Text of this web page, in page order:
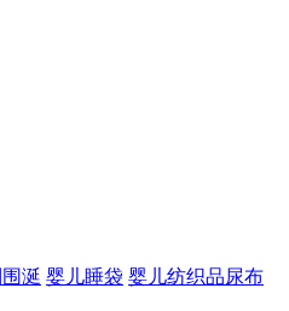
涎 婴儿睡袋 婴儿纺织品尿布